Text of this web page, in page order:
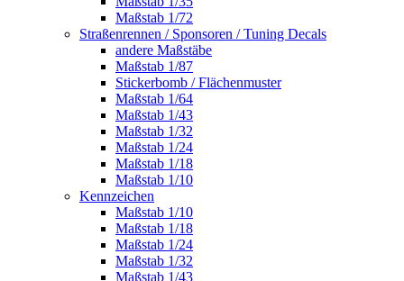
Maßstab 1/72
Straßenrennen / Sponsoren / Tuning Decals
andere Maßstäbe
Maßstab 1/87
Stickerbomb / Flächenmuster
Maßstab 1/64
Maßstab 1/43
Maßstab 1/32
Maßstab 1/24
Maßstab 1/18
Maßstab 1/10
Kennzeichen
Maßstab 1/10
Maßstab 1/18
Maßstab 1/24
Maßstab 1/32
Maßstab 1/43